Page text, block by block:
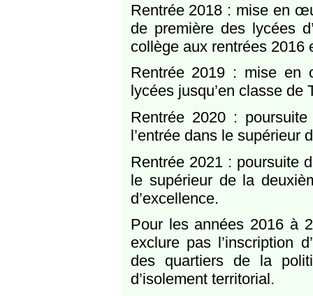
Rentrée 2018 : mise en
de première des lycées
collège aux rentrées 2016
Rentrée 2019 : mise en
lycées jusqu’en classe de
Rentrée 2020 :
l’entrée dans le supérieur
Rentrée 2021 : poursuite
le supérieur de la
d’excellence.
Pour les années 2016 à
exclure pas l’inscription
des quartiers de la
d’isolement territorial.